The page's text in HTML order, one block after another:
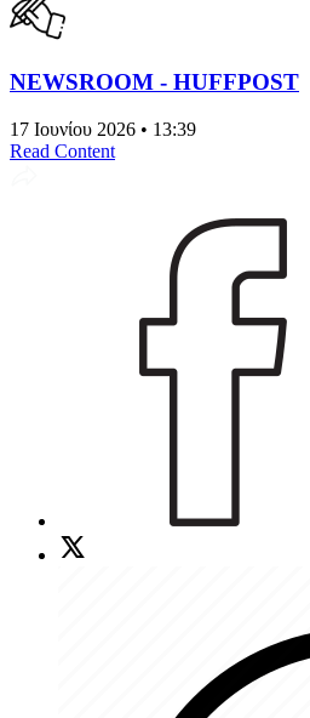
NEWSROOM - HUFFPOST
17 Ιουνίου 2026 • 13:39
Read Content